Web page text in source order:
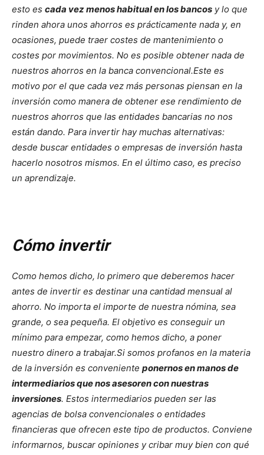
esto es cada vez menos habitual en los bancos y lo que
rinden ahora unos ahorros es prácticamente nada y, en
ocasiones, puede traer costes de mantenimiento o
costes por movimientos. No es posible obtener nada de
nuestros ahorros en la banca convencional.Este es
motivo por el que cada vez más personas piensan en la
inversión como manera de obtener ese rendimiento de
nuestros ahorros que las entidades bancarias no nos
están dando. Para invertir hay muchas alternativas:
desde buscar entidades o empresas de inversión hasta
hacerlo nosotros mismos. En el último caso, es preciso
un aprendizaje.
Cómo invertir
Como hemos dicho, lo primero que deberemos hacer
antes de invertir es destinar una cantidad mensual al
ahorro. No importa el importe de nuestra nómina, sea
grande, o sea pequeña. El objetivo es conseguir un
mínimo para empezar, como hemos dicho, a poner
nuestro dinero a trabajar.Si somos profanos en la materia
de la inversión es conveniente ponernos en manos de
intermediarios que nos asesoren con nuestras
inversiones. Estos intermediarios pueden ser las
agencias de bolsa convencionales o entidades
financieras que ofrecen este tipo de productos. Conviene
informarnos, buscar opiniones y cribar muy bien con qué